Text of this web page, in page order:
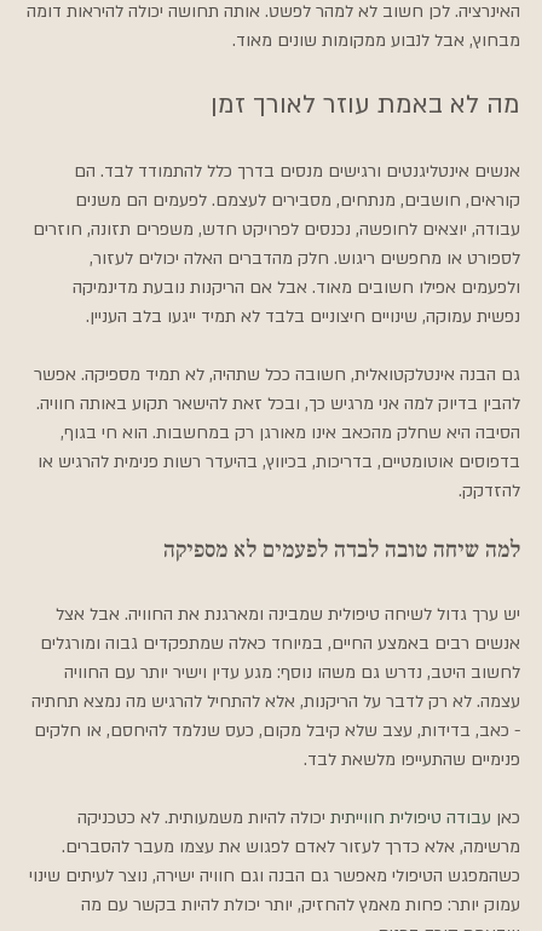
האינרציה. לכן חשוב לא למהר לפשט. אותה תחושה יכולה להיראות דומה
מבחוץ, אבל לנבוע ממקומות שונים מאוד.
מה לא באמת עוזר לאורך זמן
אנשים אינטליגנטים ורגישים מנסים בדרך כלל להתמודד לבד. הם
קוראים, חושבים, מנתחים, מסבירים לעצמם. לפעמים הם משנים
עבודה, יוצאים לחופשה, נכנסים לפרויקט חדש, משפרים תזונה, חוזרים
לספורט או מחפשים ריגוש. חלק מהדברים האלה יכולים לעזור,
ולפעמים אפילו חשובים מאוד. אבל אם הריקנות נובעת מדינמיקה
נפשית עמוקה, שינויים חיצוניים בלבד לא תמיד ייגעו בלב העניין.
גם הבנה אינטלקטואלית, חשובה ככל שתהיה, לא תמיד מספיקה. אפשר
להבין בדיוק למה אני מרגיש כך, ובכל זאת להישאר תקוע באותה חוויה.
הסיבה היא שחלק מהכאב אינו מאורגן רק במחשבות. הוא חי בגוף,
בדפוסים אוטומטיים, בדריכות, בכיווץ, בהיעדר רשות פנימית להרגיש או
להזדקק.
למה שיחה טובה לבדה לפעמים לא מספיקה
יש ערך גדול לשיחה טיפולית שמבינה ומארגנת את החוויה. אבל אצל
אנשים רבים באמצע החיים, במיוחד כאלה שמתפקדים גבוה ומורגלים
לחשוב היטב, נדרש גם משהו נוסף: מגע עדין וישיר יותר עם החוויה
עצמה. לא רק לדבר על הריקנות, אלא להתחיל להרגיש מה נמצא תחתיה
- כאב, בדידות, עצב שלא קיבל מקום, כעס שנלמד להיחסם, או חלקים
פנימיים שהתעייפו מלשאת לבד.
כאן עבודה טיפולית חווייתית יכולה להיות משמעותית. לא כטכניקה
מרשימה, אלא כדרך לעזור לאדם לפגוש את עצמו מעבר להסברים.
כשהמפגש הטיפולי מאפשר גם הבנה וגם חוויה ישירה, נוצר לעיתים שינוי
עמוק יותר: פחות מאמץ להחזיק, יותר יכולת להיות בקשר עם מה